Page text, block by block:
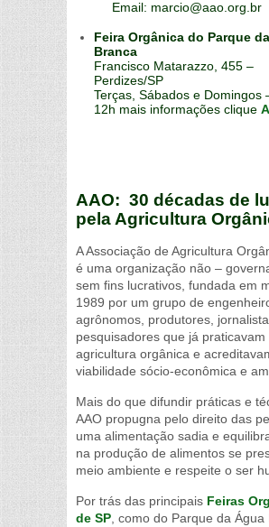
Email: marcio@aao.org.br
Feira Orgânica do Parque
Branca
Francisco Matarazzo, 455 –
Perdizes/SP
Terças, Sábados e Domingos
12h mais informações clique
AAO: 30 décadas de
pela Agricultura
A Associação de Agricultura
é uma organização não –
sem fins lucrativos, fundada em
1989 por um grupo de
agrônomos, produtores,
pesquisadores que já praticavam
agricultura orgânica e
viabilidade sócio-econômica e
Mais do que difundir práticas e
AAO propugna pelo direito das
uma alimentação sadia e
na produção de alimentos se
meio ambiente e respeite o ser
Por trás das principais Feiras
de SP , como do Parque da Água